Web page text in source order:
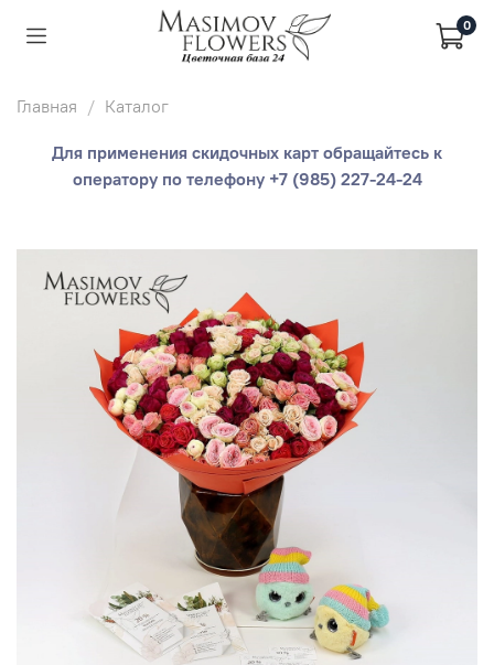
0
Главная Каталог
Для применения скидочных карт обращайтесь к
оператору по телефону +7 (985) 227-24-24